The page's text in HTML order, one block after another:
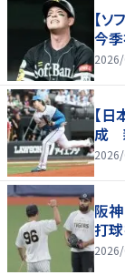
【
今
【
成
阪
打